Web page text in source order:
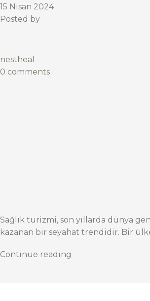
15 Nisan 2024
Posted by
nestheal
0 comments
Sağlık turizmi, son yıllarda dünya
kazanan bir seyahat trendidir. Bir
Continue reading